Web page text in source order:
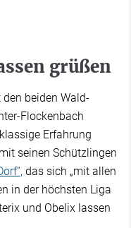
grüßen
den beiden Wald-
Flockenbach
Erfahrung
seinen Schützlingen
das sich „mit allen
in der höchsten Liga
und Obelix lassen